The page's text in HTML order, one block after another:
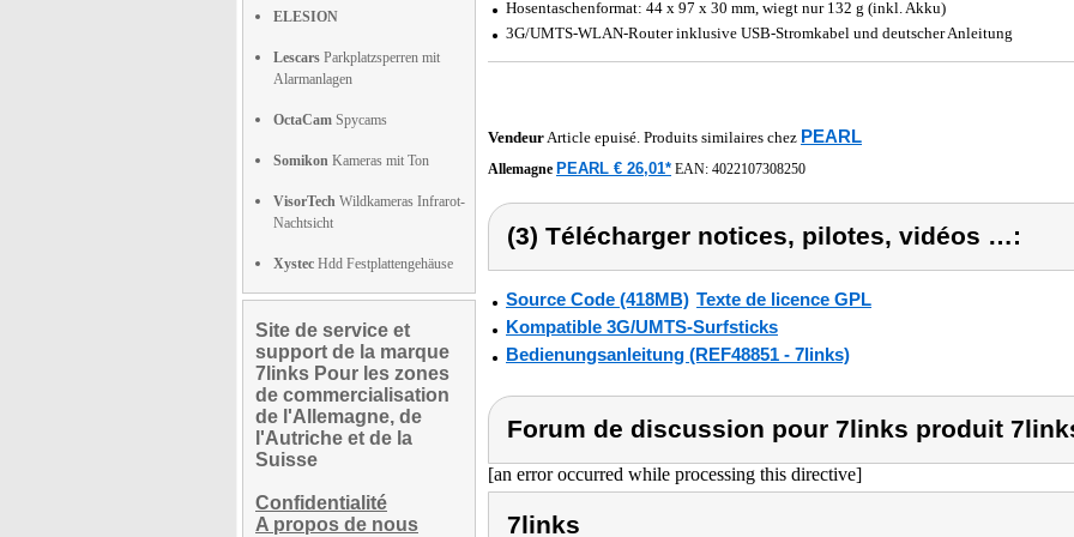
ELESION
Lescars Parkplatzsperren mit
Alarmanlagen
OctaCam Spycams
Somikon Kameras mit Ton
VisorTech Wildkameras Infrarot-
Nachtsicht
Xystec Hdd Festplattengehäuse
Site de service et
support de la marque
7links Pour les zones
de commercialisation
de l'Allemagne, de
l'Autriche et de la
Suisse
Confidentialité
A propos de nous
Hosentaschenformat: 44 x 97 x 30 mm, wiegt nur 132 g (inkl. Akku)
3G/UMTS-WLAN-Router inklusive USB-Stromkabel und deutscher Anleitung
VendeurArticle epuisé. Produits similaires chez PEARL
Allemagne PEARL € 26,01* EAN: 4022107308250
(3) Télécharger notices, pilotes, vidéos …:
Source Code (418MB) Texte de licence GPL
Kompatible 3G/UMTS-Surfsticks
Bedienungsanleitung (REF48851 - 7links)
Forum de discussion pour 7links produit
[an error occurred while processing this directive]
7links